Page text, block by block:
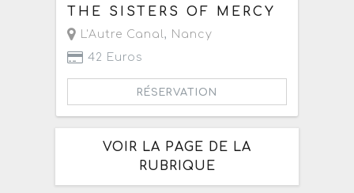
THE SISTERS OF MERCY
L'Autre Canal , Nancy
42 Euros
RÉSERVATION
VOIR LA PAGE DE LA
RUBRIQUE